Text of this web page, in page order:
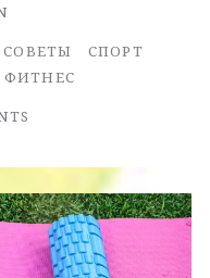
Обзор
Программы
Body
Guide
СОВЕТЫ
СПОРТ
ФИТНЕС